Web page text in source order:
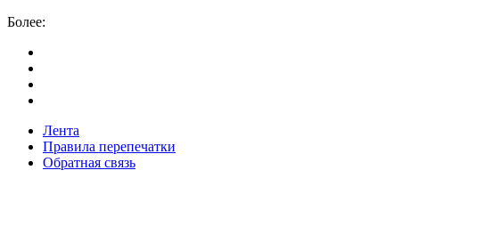
Более:
Лента
Правила перепечатки
Обратная связь